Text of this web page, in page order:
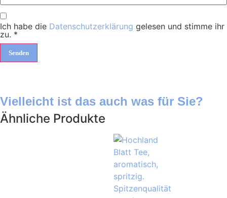
Ich habe die Datenschutzerklärung gelesen und stimme ihr
zu. *
Vielleicht ist das auch was für Sie?
Ähnliche Produkte